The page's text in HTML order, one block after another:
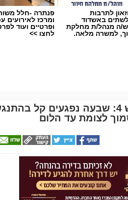
לתרבות
באשדוד
ה מנהל/ת מחלקת
למשרה מלאה.
פנתרה -חלל
ומרכז לאירועים
ופרטיים ועוד
לחצו >>
תאונת שרשרת בכביש 4: שבעה נפגעים קל
לצומת עד הלום